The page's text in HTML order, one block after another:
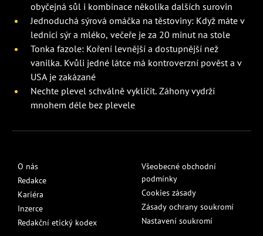
obyčejná sůl i kombinace několika dalších surovin
Jednoduchá sýrová omáčka na těstoviny: Když máte v
lednici sýr a mléko, večeře je za 20 minut na stole
Tonka fazole: Koření levnější a dostupnější než
vanilka. Kvůli jedné látce má kontroverzní pověst a v
USA je zakázané
Nechte plevel schválně vyklíčit. Záhony vydrží
mnohem déle bez plevele
O nás
Redakce
Kariéra
Inzerce
Redakční etický kodex
Všeobecné obchodní
podmínky
Cookies zásady
Zásady ochrany soukromí
Nastavení soukromí